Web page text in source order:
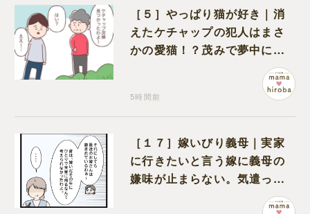
［５］やっぱり猫が好き｜消
えたケチャップの犯人はまさ
かの愛猫！？茂みで夢中にな
5時間前
［１７］嫁いびり義母｜実家
に行きたいと言う嫁に義母の
嫌味が止まらない。気遣って